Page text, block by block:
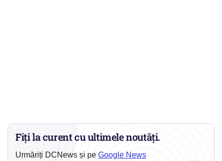
Fiți la curent cu ultimele noutăți.
Urmăriți DCNews și pe Google News